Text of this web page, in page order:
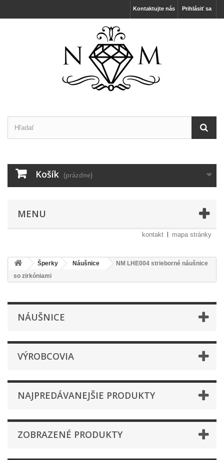
Prihlásiť sa
Kontaktujte nás
Košík (prázdne)
MENU
kontakt mapa stránky
Šperky Náušnice
NM LHE004 strieborné náušnice
so zirkóniami
NÁUŠNICE
VÝROBCOVIA
NAJPREDÁVANEJŠIE PRODUKTY
ZOBRAZENÉ PRODUKTY